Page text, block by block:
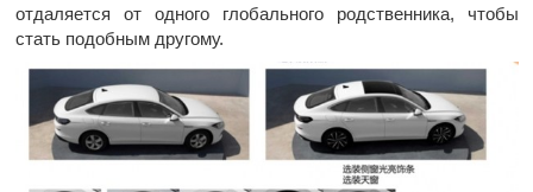
отдаляется от одного глобального родственника, чтобы
стать подобным другому.